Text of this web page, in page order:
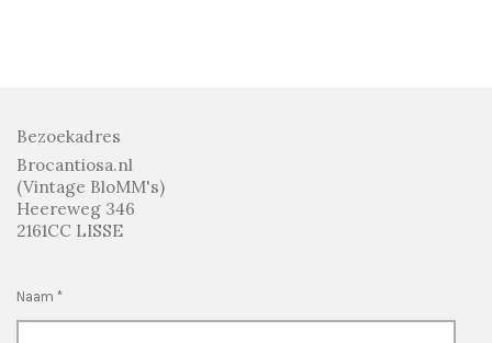
Bezoekadres
Brocantiosa.nl
(Vintage BloMM's)
Heereweg 346
2161CC LISSE
Naam *